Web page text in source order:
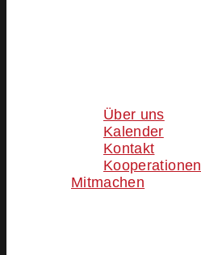
Über uns
Kalender
Kontakt
Kooperationen
Mitmachen